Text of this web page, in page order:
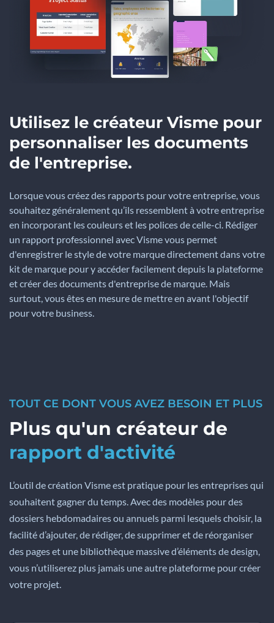
Utilisez le créateur Visme pour
personnaliser les documents
de l'entreprise.
Lorsque vous créez des rapports pour votre entreprise, vous
souhaitez généralement qu’ils ressemblent à votre entreprise
en incorporant les couleurs et les polices de celle-ci. Rédiger
un rapport professionnel avec Visme vous permet
d'enregistrer le style de votre marque directement dans votre
kit de marque pour y accéder facilement depuis la plateforme
et créer des documents d'entreprise de marque. Mais
surtout, vous êtes en mesure de mettre en avant l'objectif
pour votre business.
TOUT CE DONT VOUS AVEZ BESOIN ET PLUS
Plus qu'un créateur de
rapport d'activité
L’outil de création Visme est pratique pour les entreprises qui
souhaitent gagner du temps. Avec des modèles pour des
dossiers hebdomadaires ou annuels parmi lesquels choisir, la
facilité d’ajouter, de rédiger, de supprimer et de réorganiser
des pages et une bibliothèque massive d’éléments de design,
vous n’utiliserez plus jamais une autre plateforme pour créer
votre projet.